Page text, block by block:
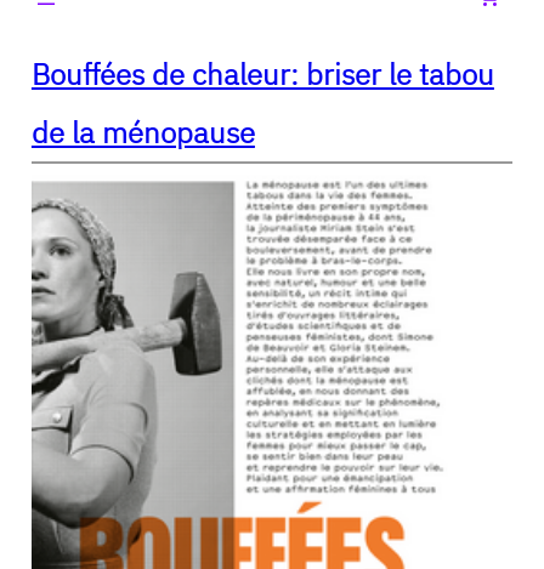
Bouffées de chaleur: briser le tabou
de la ménopause